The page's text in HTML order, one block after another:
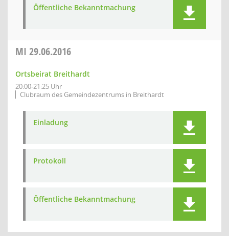
Öffentliche Bekanntmachung
MI 29.06.2016
Ortsbeirat Breithardt
20:00-21:25 Uhr
Clubraum des Gemeindezentrums in Breithardt
Einladung
Protokoll
Öffentliche Bekanntmachung